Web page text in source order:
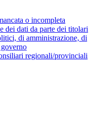
o incompleta
dei dati da parte dei titolari
di amministrazione, di
regionali/provinciali